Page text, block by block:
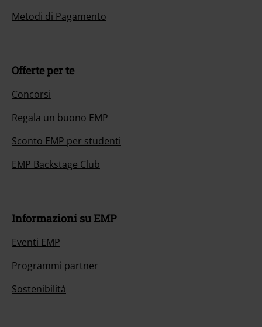
Metodi di Pagamento
Offerte per te
Concorsi
Regala un buono EMP
Sconto EMP per studenti
EMP Backstage Club
Informazioni su EMP
Eventi EMP
Programmi partner
Sostenibilità